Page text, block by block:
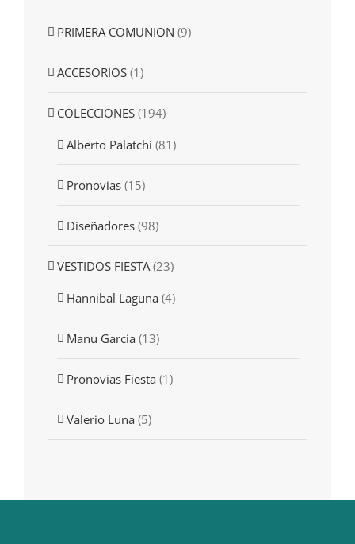
PRIMERA COMUNION (9)
ACCESORIOS (1)
COLECCIONES (194)
Alberto Palatchi (81)
Pronovias (15)
Diseñadores (98)
VESTIDOS FIESTA (23)
Hannibal Laguna (4)
Manu Garcia (13)
Pronovias Fiesta (1)
Valerio Luna (5)